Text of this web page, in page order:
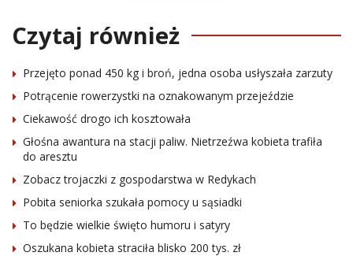
Czytaj również
Przejęto ponad 450 kg i broń, jedna osoba usłyszała zarzuty
Potrącenie rowerzystki na oznakowanym przejeździe
Ciekawość drogo ich kosztowała
Głośna awantura na stacji paliw. Nietrzeźwa kobieta trafiła
do aresztu
Zobacz trojaczki z gospodarstwa w Redykach
Pobita seniorka szukała pomocy u sąsiadki
To będzie wielkie święto humoru i satyry
Oszukana kobieta straciła blisko 200 tys. zł